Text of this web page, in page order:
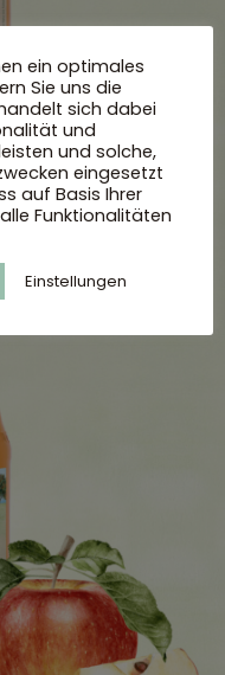
ein optimales
Sie uns die
sich dabei
und
und solche,
eingesetzt
auf Basis Ihrer
Funktionalitäten
Einstellungen